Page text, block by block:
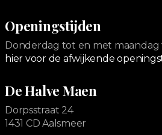
Openingstijden
Donderdag tot en met maandag
hier voor de afwijkende
De Halve Maen
Dorpsstraat 24
1431 CD Aalsmeer